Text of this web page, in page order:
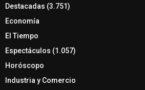
Destacadas (3.751)
Economía
El Tiempo
Espectáculos (1.057)
Horóscopo
Industria y Comercio